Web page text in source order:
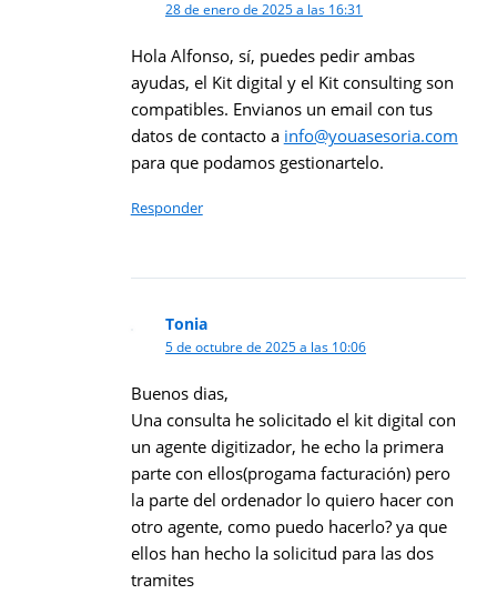
28 de enero de 2025 a las 16:31
Hola Alfonso, sí, puedes pedir ambas
ayudas, el Kit digital y el Kit consulting son
compatibles. Envianos un email con tus
datos de contacto a info@youasesoria.com
para que podamos gestionartelo.
Responder
Tonia
5 de octubre de 2025 a las 10:06
Buenos dias,
Una consulta he solicitado el kit digital con
un agente digitizador, he echo la primera
parte con ellos(progama facturación) pero
la parte del ordenador lo quiero hacer con
otro agente, como puedo hacerlo? ya que
ellos han hecho la solicitud para las dos
tramites